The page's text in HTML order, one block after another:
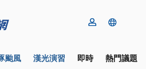
颱風 漢光演習 即時 熱門議題